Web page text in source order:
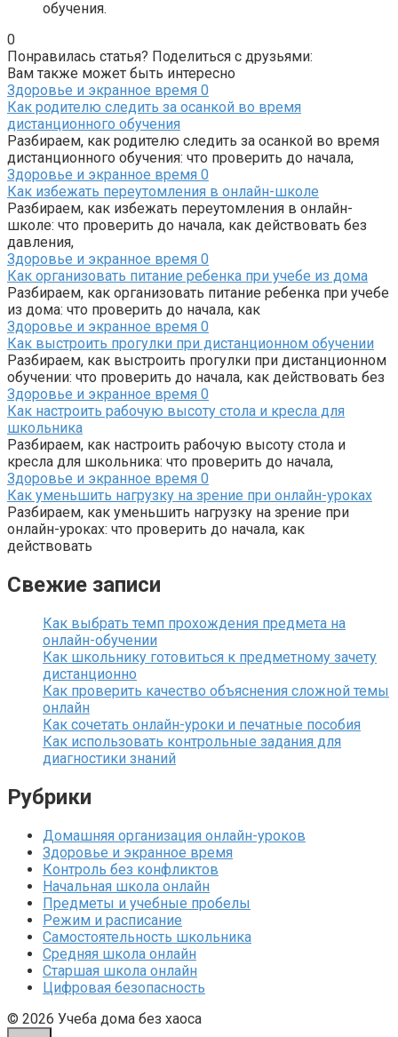
обучения.
0
Понравилась статья? Поделиться с друзьями:
Вам также может быть интересно
Здоровье и экранное время 0
Как родителю следить за осанкой во время
дистанционного обучения
Разбираем, как родителю следить за осанкой во время
дистанционного обучения: что проверить до начала,
Здоровье и экранное время 0
Как избежать переутомления в онлайн-школе
Разбираем, как избежать переутомления в онлайн-
школе: что проверить до начала, как действовать без
давления,
Здоровье и экранное время 0
Как организовать питание ребенка при учебе из дома
Разбираем, как организовать питание ребенка при учебе
из дома: что проверить до начала, как
Здоровье и экранное время 0
Как выстроить прогулки при дистанционном обучении
Разбираем, как выстроить прогулки при дистанционном
обучении: что проверить до начала, как действовать без
Здоровье и экранное время 0
Как настроить рабочую высоту стола и кресла для
школьника
Разбираем, как настроить рабочую высоту стола и
кресла для школьника: что проверить до начала,
Здоровье и экранное время 0
Как уменьшить нагрузку на зрение при онлайн-уроках
Разбираем, как уменьшить нагрузку на зрение при
онлайн-уроках: что проверить до начала, как
действовать
Свежие записи
Как выбрать темп прохождения предмета на
онлайн-обучении
Как школьнику готовиться к предметному зачету
дистанционно
Как проверить качество объяснения сложной темы
онлайн
Как сочетать онлайн-уроки и печатные пособия
Как использовать контрольные задания для
диагностики знаний
Рубрики
Домашняя организация онлайн-уроков
Здоровье и экранное время
Контроль без конфликтов
Начальная школа онлайн
Предметы и учебные пробелы
Режим и расписание
Самостоятельность школьника
Средняя школа онлайн
Старшая школа онлайн
Цифровая безопасность
© 2026 Учеба дома без хаоса